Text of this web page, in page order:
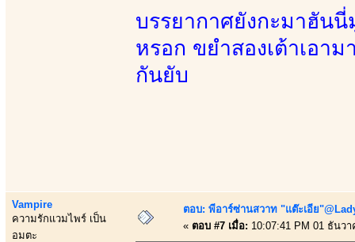
บรรยากาศยังกะมาฮัน
หรอก ขยำสองเต้าเอา
กันยับ
Vampire
ความรักแวมไพร์ เป็น
อมตะ
ตอบ: พีอาร์ซ่านสวาท "แต๊ะเอีย
« ตอบ #7 เมื่อ: 10:07:41 PM 01 ธันว